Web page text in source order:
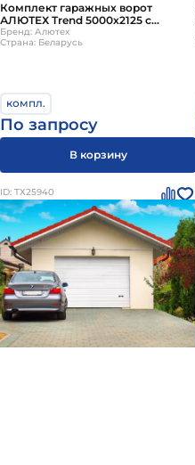
Комплект гаражных ворот
АЛЮТЕХ Trend 5000х2125 с
ручным управлением
Бренд: Алютех
Страна: Беларусь
компл.
По запросу
В корзину
ID: ТХ25940